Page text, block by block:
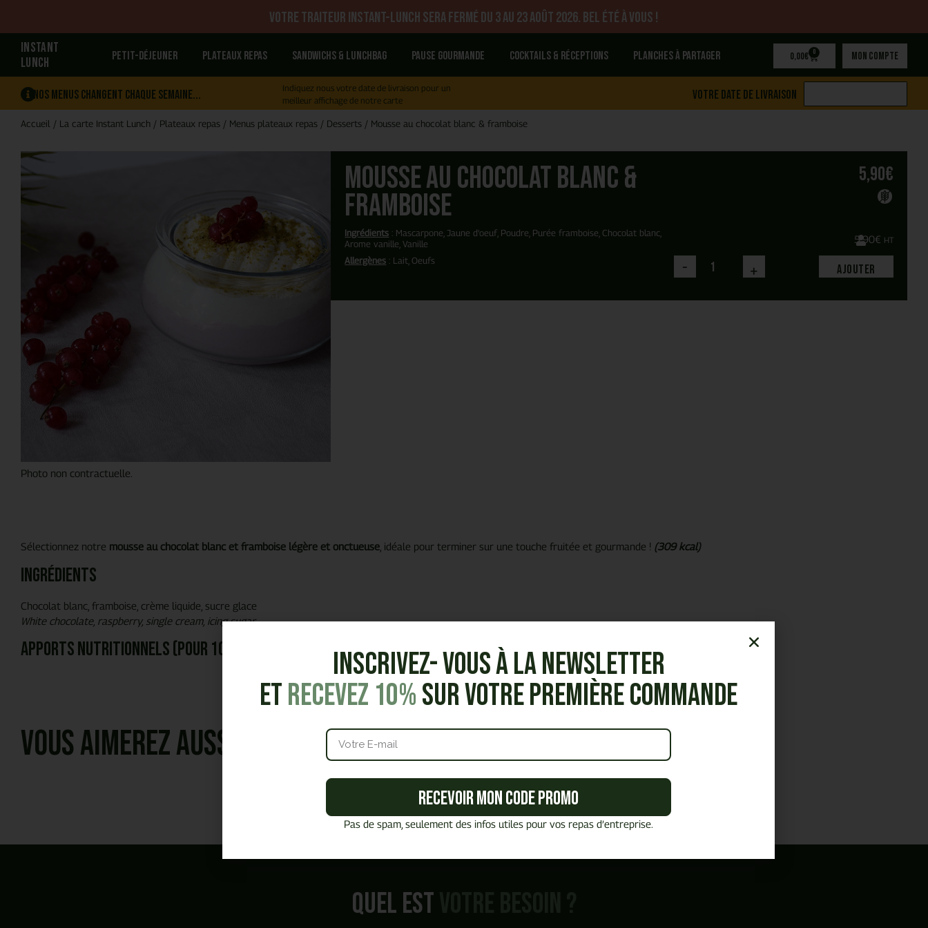
Votre traiteur Instant-Lunch sera fermé du 3 au 23 août 2026. Bel été à vous !
INSTANT
LUNCH
Petit-déjeuner Plateaux repas Sandwichs & Lunchbag Pause gourmande Cocktails & réceptions Planches à partager 0,00€ 0 Mon compte
Nos menus changent chaque semaine...
Indiquez nous votre date de livraison pour un
meilleur affichage de notre carte
Votre date de livraison
Accueil / La carte Instant Lunch / Plateaux repas / Menus plateaux repas / Desserts / Mousse au chocolat blanc & framboise
Photo non contractuelle.
Mousse au chocolat blanc &
framboise
Ingrédients : Mascarpone, Jaune d'oeuf, Poudre, Purée framboise, Chocolat blanc,
Arome vanille, Vanille
Allergènes : Lait, Oeufs
5,90€
5,90€ HT
- + Ajouter
Sélectionnez notre mousse au chocolat blanc et framboise légère et onctueuse , idéale pour terminer sur une touche fruitée et gourmande ! (309 kcal)
Ingrédients
Chocolat blanc, framboise, crème liquide, sucre glace
White chocolate, raspberry, single cream, icing sugar
Apports nutritionnels (pour 100g)
Vous aimerez aussi
Quel est
Inscrivez- vous à la Newsletter
etRecevez 10%sur votre première commande
Recevoir mon code promo
Pas de spam, seulement des infos utiles pour vos repas d’entreprise.